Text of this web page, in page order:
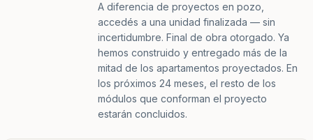
A diferencia de proyectos en pozo,
accedés a una unidad finalizada — sin
incertidumbre. Final de obra otorgado. Ya
hemos construido y entregado más de la
mitad de los apartamentos proyectados. En
los próximos 24 meses, el resto de los
módulos que conforman el proyecto
estarán concluidos.